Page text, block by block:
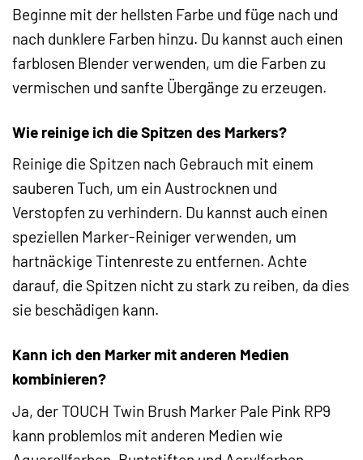
Beginne mit der hellsten Farbe und füge nach und
nach dunklere Farben hinzu. Du kannst auch einen
farblosen Blender verwenden, um die Farben zu
vermischen und sanfte Übergänge zu erzeugen.
Wie reinige ich die Spitzen des Markers?
Reinige die Spitzen nach Gebrauch mit einem
sauberen Tuch, um ein Austrocknen und
Verstopfen zu verhindern. Du kannst auch einen
speziellen Marker-Reiniger verwenden, um
hartnäckige Tintenreste zu entfernen. Achte
darauf, die Spitzen nicht zu stark zu reiben, da dies
sie beschädigen kann.
Kann ich den Marker mit anderen Medien
kombinieren?
Ja, der TOUCH Twin Brush Marker Pale Pink RP9
kann problemlos mit anderen Medien wie